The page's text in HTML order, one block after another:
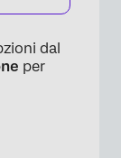
×dal
per